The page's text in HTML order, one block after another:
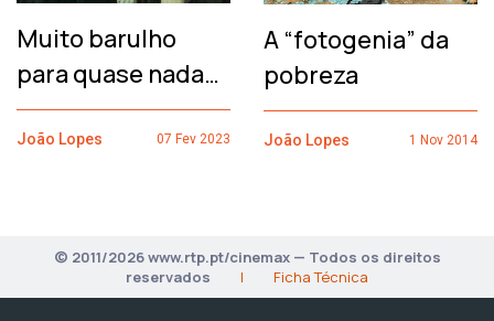
Muito barulho
para quase nada…
João Lopes 07 Fev 2023
A “fotogenia” da
pobreza
João Lopes 1 Nov 2014
© 2011/2026 www.rtp.pt/cinemax — Todos os direitos
reservados
| Ficha Técnica